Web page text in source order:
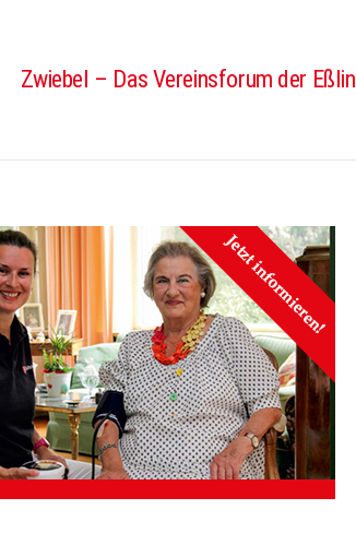
Zwiebel – Das Vereinsforum der